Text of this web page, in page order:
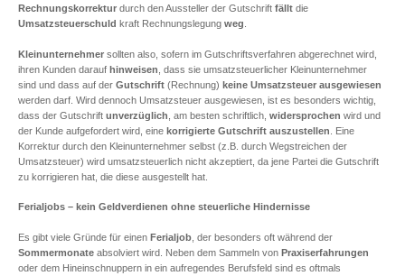
Rechnungskorrektur durch den Aussteller der Gutschrift fällt die
Umsatzsteuerschuld kraft Rechnungslegung weg
Kleinunternehmer sollten also, sofern im Gutschriftsverfahren abgerechnet wird,
ihren Kunden darauf hinweisen , dass sie umsatzsteuerlicher Kleinunternehmer
sind und dass auf der Gutschrift (Rechnung) keine Umsatzsteuer ausgewiesen
werden darf. Wird dennoch Umsatzsteuer ausgewiesen, ist es besonders wichtig,
dass der Gutschrift unverzüglich , am besten schriftlich, widersprochen wird und
der Kunde aufgefordert wird, eine korrigierte Gutschrift auszustellen . Eine
Korrektur durch den Kleinunternehmer selbst (z.B. durch Wegstreichen der
Umsatzsteuer) wird umsatzsteuerlich nicht akzeptiert, da jene Partei die Gutschrift
zu korrigieren hat, die diese ausgestellt hat.
Ferialjobs – kein Geldverdienen ohne steuerliche Hindernisse
Es gibt viele Gründe für einen Ferialjob , der besonders oft während der
Sommermonate absolviert wird. Neben dem Sammeln von Praxiserfahrungen
oder dem Hineinschnuppern in ein aufregendes Berufsfeld sind es oftmals